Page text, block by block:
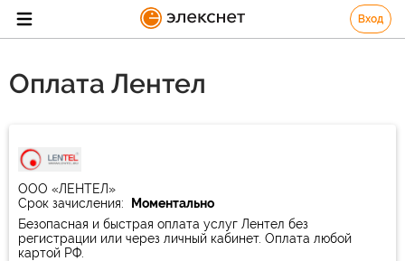
Вход
Оплата Лентел
ООО «ЛЕНТЕЛ»
Срок зачисления: Моментально
Безопасная и быстрая оплата услуг Лентел без
регистрации или через личный кабинет. Оплата любой
картой РФ.